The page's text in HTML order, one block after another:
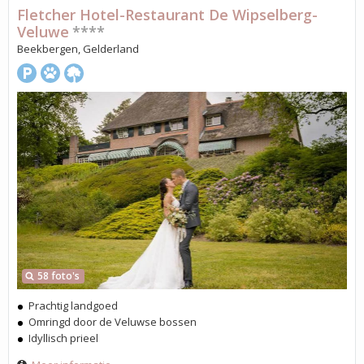
58 foto's
Fletcher Hotel-Restaurant De Wipselberg-
Veluwe ****
Beekbergen, Gelderland
Prachtig landgoed
Omringd door de Veluwse bossen
Idyllisch prieel